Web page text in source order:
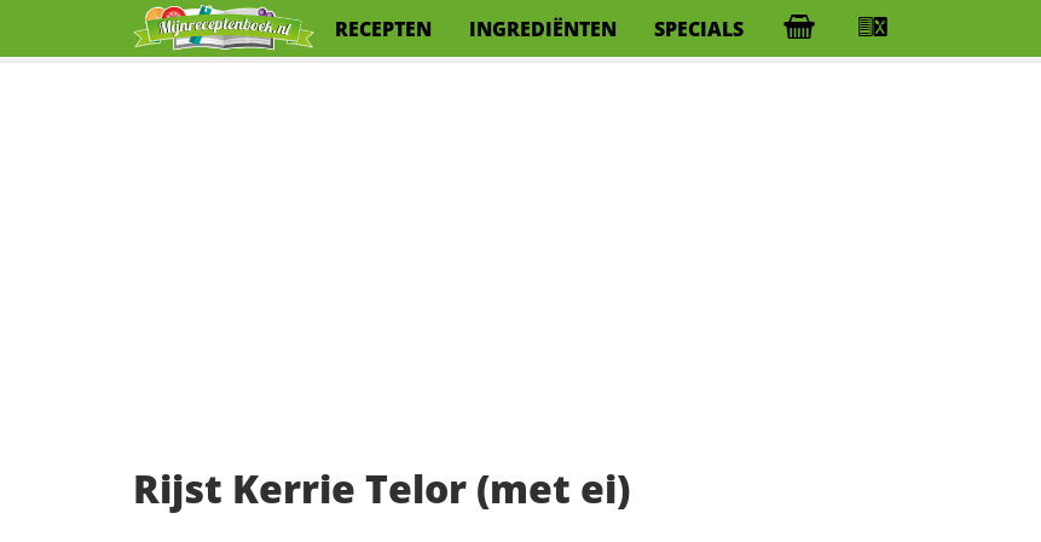
RECEPTEN INGREDIËNTEN SPECIALS
Rijst Kerrie Telor (met ei)